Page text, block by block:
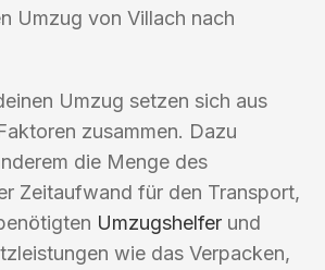
Umzug von Villach nach
Umzug setzen sich aus
zusammen. Dazu
die Menge des
Zeitaufwand für den Transport,
Umzugshelfer und
wie das Verpacken,